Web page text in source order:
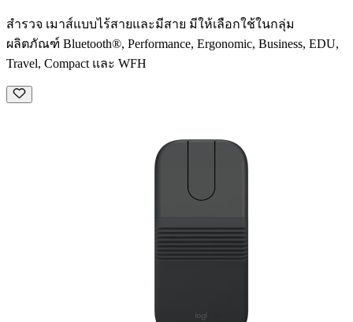
สำรวจ เมาส์แบบไร้สายและมีสาย มีให้เลือกใช้ในกลุ่ม
ผลิตภัณฑ์ Bluetooth®, Performance, Ergonomic, Business, EDU,
Travel, Compact และ WFH